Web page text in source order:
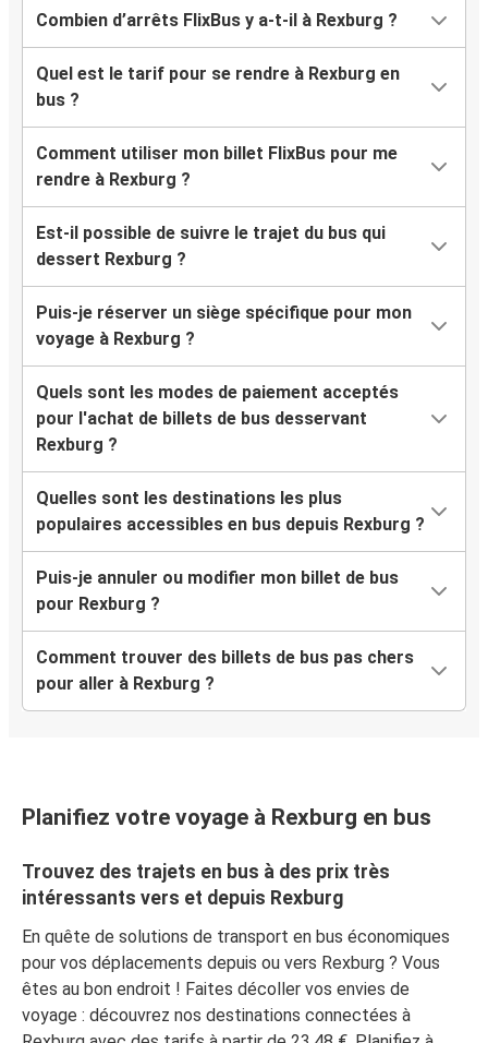
Combien d’arrêts FlixBus y a-t-il à Rexburg ?
Quel est le tarif pour se rendre à Rexburg en
bus ?
Comment utiliser mon billet FlixBus pour me
rendre à Rexburg ?
Est-il possible de suivre le trajet du bus qui
dessert Rexburg ?
Puis-je réserver un siège spécifique pour mon
voyage à Rexburg ?
Quels sont les modes de paiement acceptés
pour l'achat de billets de bus desservant
Rexburg ?
Quelles sont les destinations les plus
populaires accessibles en bus depuis Rexburg ?
Puis-je annuler ou modifier mon billet de bus
pour Rexburg ?
Comment trouver des billets de bus pas chers
pour aller à Rexburg ?
Planifiez votre voyage à Rexburg en bus
Trouvez des trajets en bus à des prix très
intéressants vers et depuis Rexburg
En quête de solutions de transport en bus économiques
pour vos déplacements depuis ou vers Rexburg ? Vous
êtes au bon endroit ! Faites décoller vos envies de
voyage : découvrez nos destinations connectées à